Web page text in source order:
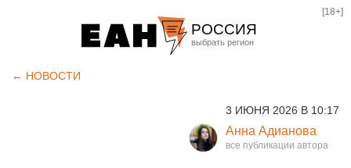
РОССИЯ
Курган
Оренбург
[18+]
← НОВОСТИ
3 ИЮНЯ 2026 В 10:17
Анна Адианова